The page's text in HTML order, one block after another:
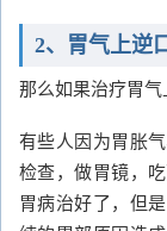
2、胃气上逆
那么如果治疗胃气
有些人因为胃胀
检查，做胃镜，
胃病治好了，但